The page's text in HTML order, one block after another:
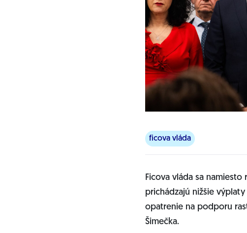
ficova vláda
Ficova vláda sa
prichádzajú nižšie
opatrenie na podporu
Šimečka.